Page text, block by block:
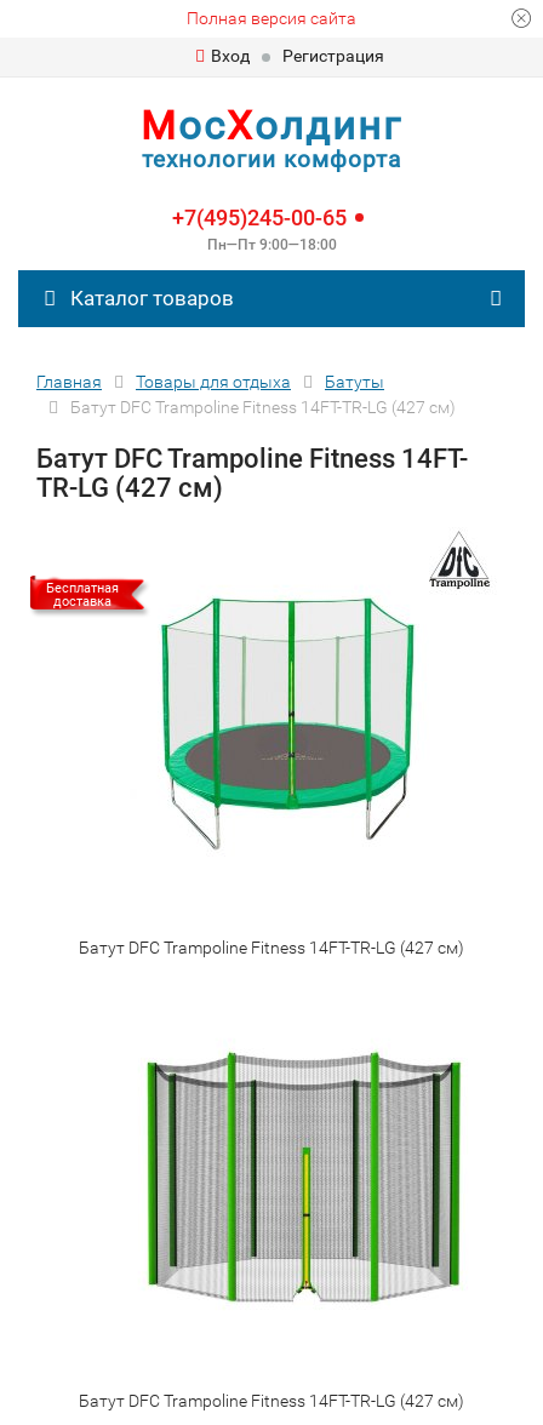
Полная версия сайта
Вход
Регистрация
МосХолдинг
технологии комфорта
+7(495)245-00-65
Пн—Пт 9:00—18:00
Каталог товаров
Главная Товары для отдыха
Батуты
Батут DFC Trampoline Fitness 14FT-TR-LG (427 см)
Батут DFC Trampoline Fitness 14FT-
TR-LG (427 см)
Бесплатная
доставка
Батут DFC Trampoline Fitness 14FT-TR-LG (427 см)
Батут DFC Trampoline Fitness 14FT-TR-LG (427 см)